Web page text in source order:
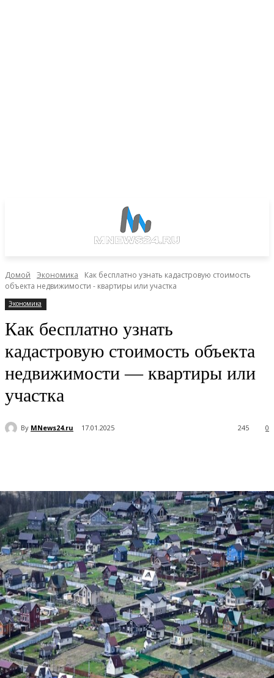
Домой Экономика
Как бесплатно узнать кадастровую стоимость
объекта недвижимости - квартиры или участка
Экономика
Как бесплатно узнать
кадастровую стоимость объекта
недвижимости — квартиры или
участка
By MNews24.ru 17.01.2025 0
245